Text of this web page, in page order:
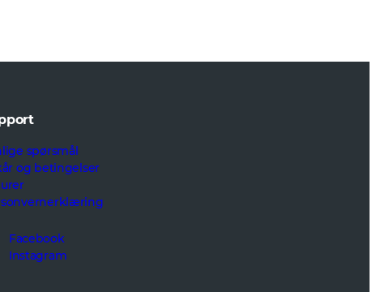
spørsmål
og betingelser
Facebook
Instagram